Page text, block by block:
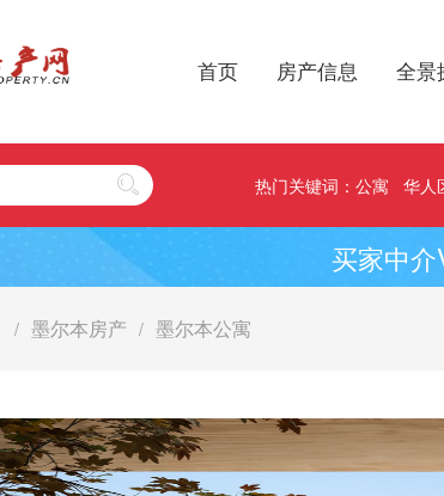
首页 房产信息 全景
热门关键词： 公寓 华人
买家中
/ 墨尔本房产 / 墨尔本公寓